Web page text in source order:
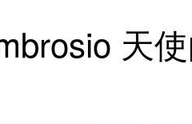
天